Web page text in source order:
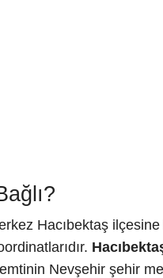
Hacıbektaş ilçesine
Nevşehir şehir